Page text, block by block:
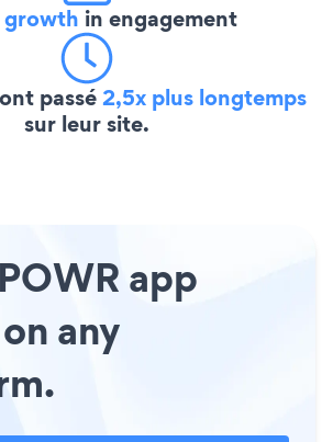
in engagement
passé2,5x plus longtemps
sur leur site.
app
any